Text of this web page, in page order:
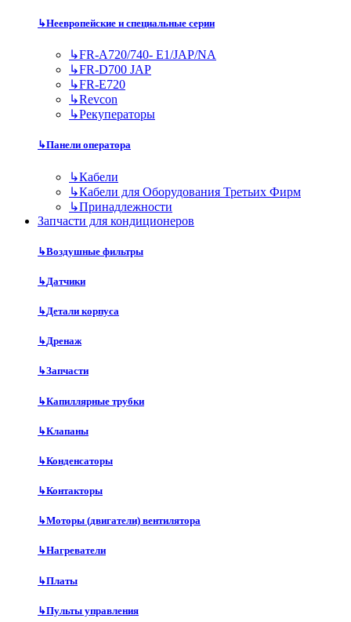
↳Неевропейские и специальные серии
↳FR-A720/740- E1/JAP/NA
↳FR-D700 JAP
↳FR-E720
↳Revcon
↳Рекуператоры
↳Панели оператора
↳Кабели
↳Кабели для Оборудования Третьих Фирм
↳Принадлежности
Запчасти для кондиционеров
↳Воздушные фильтры
↳Датчики
↳Детали корпуса
↳Дренаж
↳Запчасти
↳Капиллярные трубки
↳Клапаны
↳Конденсаторы
↳Контакторы
↳Моторы (двигатели) вентилятора
↳Нагреватели
↳Платы
↳Пульты управления